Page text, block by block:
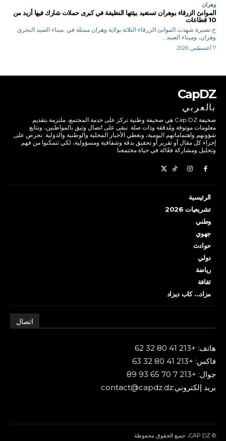
وهران
الموانئ الزرقاء بوهران تستعيد بيئتها النظيفة في كبرى حملات شارك فيها أزيد من
10 قطاعات
ح.نصيرة شهدت الموانئ الزرقاء الثلاثة بولاية وهران ممثلة في ميناء الصيد البحري
وهران، وميناء الصيد...
7 أغسطس 2026
CapDZ
بالعربي
صحيفة Cap DZ هي صحيفة وطنية تركز على خدمة المجتمع، ملتزمة بتقديم
معلومات موثوقة ومُدققة وذات صلة. نبقى على اتصال وثيق بالمواطنين، ونتابع
شؤونهم واهتماماتهم اليومية، ونغطي الأخبار المحلية والوطنية والدولية. نحرص على
إجراء كل مقال أو تقرير أو تحقيق بدقة وشفافية ومسؤولية، لكي تتمكنوا من فهم
وتحليل ومشاركة فعّالة في حياة مجتمعنا.
الرئيسية
تشريعيات 2026
وطني
جهوي
حوادث
دولي
رياضة
ثقافة
مزاد… كاب ديزاد
اتصال
هاتف: +213 41 80 32 62
فاكس: +213 41 80 32 63
جوال: +213 7 70 65 93 89
بريد إلكتروني:contact@capdz.dz
© CAP DZ، جميع الحقوق محفوظة